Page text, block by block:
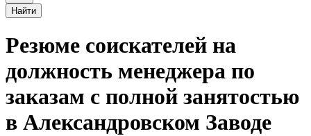
Найти
Резюме соискателей на
должность менеджера по
заказам с полной занятостью
в Александровском Заводе